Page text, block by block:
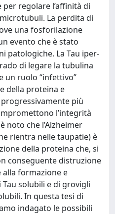
regolare l’affinità di
La perdita di
una fosforilazione
evento che è stato
patologiche. La Tau iper-
di legare la tubulina
un ruolo “infettivo”
della proteina e
più
l’integrità
noto che l’Alzheimer
rientra nelle taupatie) è
della proteina che, si
conseguente distruzione
formazione e
solubili e di grovigli
In questa tesi di
indagato le possibili